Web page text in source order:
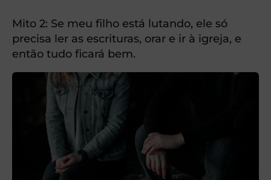
Mito 2: Se meu filho está lutando, ele só
precisa ler as escrituras, orar e ir à igreja, e
então tudo ficará bem.